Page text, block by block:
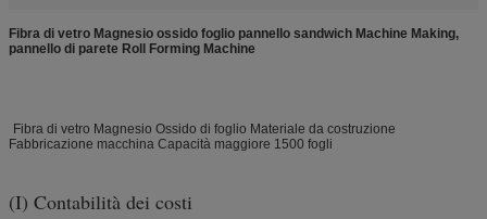
Fibra di vetro Magnesio ossido foglio pannello sandwich Machine Making,
pannello di parete Roll Forming Machine
Fibra di vetro Magnesio Ossido di foglio Materiale da costruzione
Fabbricazione macchina Capacità maggiore 1500 fogli
(I) Contabilità dei costi